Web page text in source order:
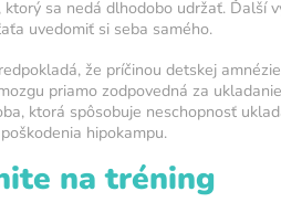
intenzity
4 5
sa nedá dlhodobo udržať. Ďalší
uvedomiť si seba samého.
že príčinou detskej
priamo zodpovedná za
ktorá spôsobuje neschopnosť
hipokampu.
na tréning